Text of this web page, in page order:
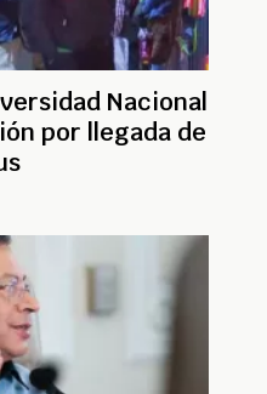
Nacional
por llegada de